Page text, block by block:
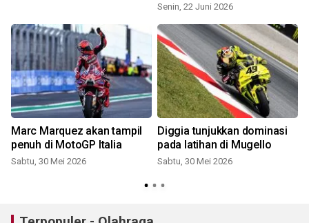
Senin, 22 Juni 2026
Marc Marquez akan tampil
penuh di MotoGP Italia
Sabtu, 30 Mei 2026
Diggia tunjukkan dominasi
pada latihan di Mugello
Sabtu, 30 Mei 2026